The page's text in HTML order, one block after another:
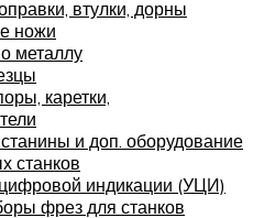
втулки, дорны
ножи
металлу
каретки,
и доп. оборудование
станков
индикации (УЦИ)
фрез для станков